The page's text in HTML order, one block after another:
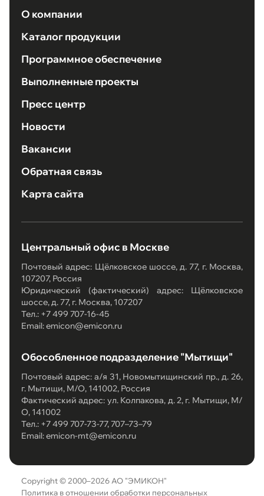
О компании
Каталог продукции
Программное обеспечение
Выполненные проекты
Пресс центр
Новости
Вакансии
Обратная связь
Карта сайта
Центральный офис в Москве
Почтовый адрес: Щёлковское шоссе, д. 77, г. Москва,
107207, Россия
Юридический (фактический) адрес: Щёлковское
шоссе, д. 77, г. Москва, 107207
Тел.: +7 499 707-16-45
Email: emicon@emicon.ru
Обособленное подразделение "Мытищи"
Почтовый адрес: а/я 31, Новомытищинский пр., д. 26,
г. Мытищи, М/О, 141002, Россия
Фактический адрес: ул. Колпакова, д. 2, г. Мытищи, М/
О, 141002
Тел.: +7 499 707-73-77, 707–73–79
Email: emicon-mt@emicon.ru
Copyright © 2000–2026 АО "ЭМИКОН"
Политика в отношении обработки персональных